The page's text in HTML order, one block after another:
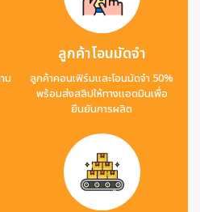
ม
ลูกค้าโอนมัดจำ
ลูกค้าคอนเฟิร์มและโอนมัดจำ 50%
พร้อมส่งสลิปให้ทางแอดมินเพื่อ
ยืนยันการผลิต